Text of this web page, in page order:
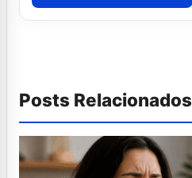
Posts Relacionados